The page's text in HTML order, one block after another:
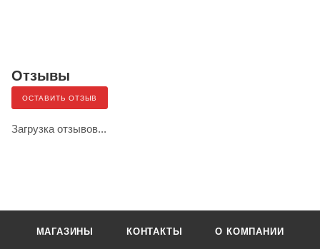
Отзывы
ОСТАВИТЬ ОТЗЫВ
Загрузка отзывов...
МАГАЗИНЫ КОНТАКТЫ О КОМПАНИИ